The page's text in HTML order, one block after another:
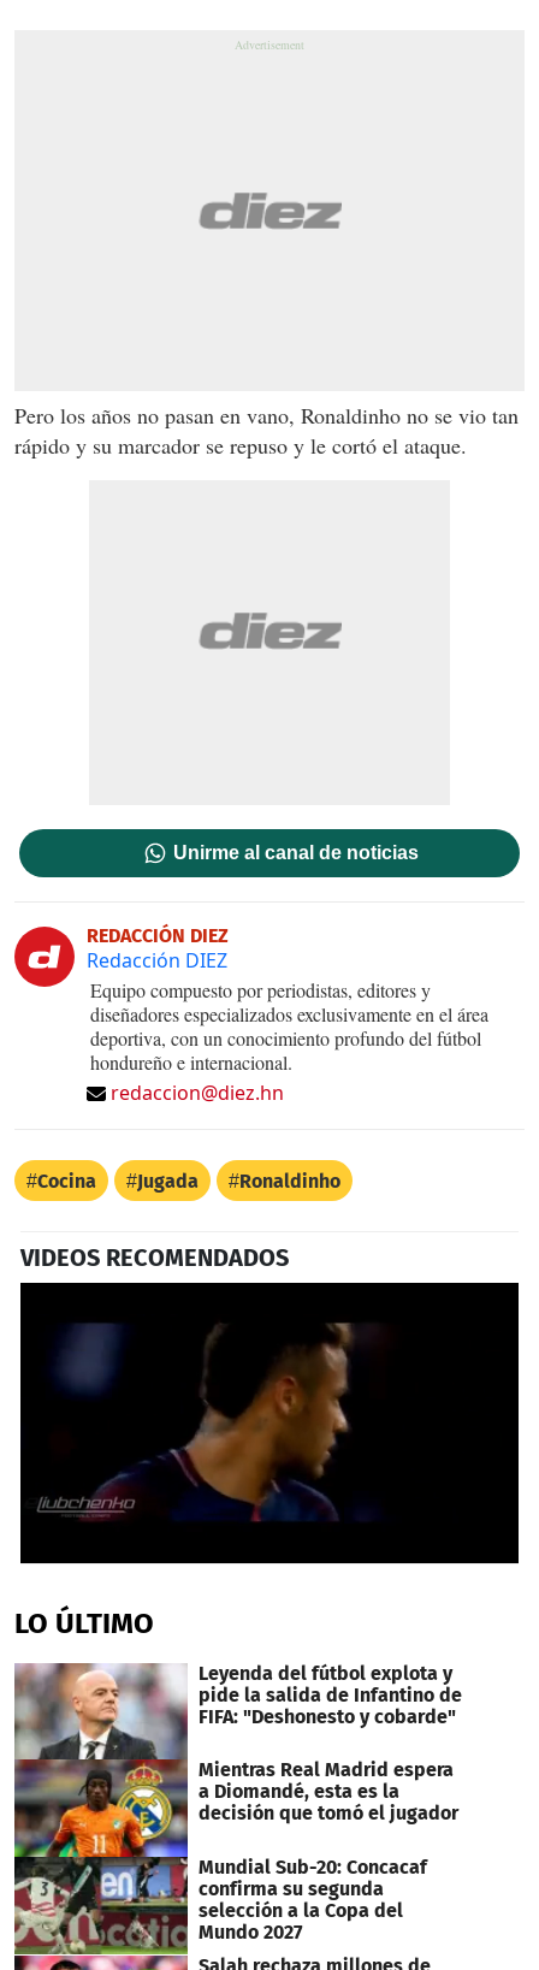
Pero los años no pasan en vano, Ronaldinho no se vio tan
rápido y su marcador se repuso y le cortó el ataque.
Unirme al canal de noticias
REDACCIÓN DIEZ
Redacción DIEZ
Equipo compuesto por periodistas, editores y
diseñadores especializados exclusivamente en el área
deportiva, con un conocimiento profundo del fútbol
hondureño e internacional.
redaccion@diez.hn
Cocina Jugada Ronaldinho
VIDEOS RECOMENDADOS
of
34
LO ÚLTIMO
Leyenda del fútbol explota y
pide la salida de Infantino de
FIFA: "Deshonesto y cobarde"
Mientras Real Madrid espera
a Diomandé, esta es la
decisión que tomó el jugador
Mundial Sub-20: Concacaf
confirma su segunda
selección a la Copa del
Mundo 2027